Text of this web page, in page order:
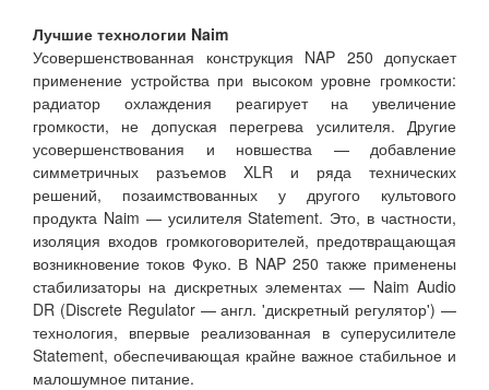
Лучшие технологии Naim
Усовершенствованная конструкция NAP 250 допускает
применение устройства при высоком уровне громкости:
радиатор охлаждения реагирует на увеличение
громкости, не допуская перегрева усилителя. Другие
усовершенствования и новшества — добавление
симметричных разъемов XLR и ряда технических
решений, позаимствованных у другого культового
продукта Naim — усилителя Statement. Это, в частности,
изоляция входов громкоговорителей, предотвращающая
возникновение токов Фуко. В NAP 250 также применены
стабилизаторы на дискретных элементах — Naim Audio
DR (Discrete Regulator — англ. 'дискретный регулятор') —
технология, впервые реализованная в суперусилителе
Statement, обеспечивающая крайне важное стабильное и
малошумное питание.